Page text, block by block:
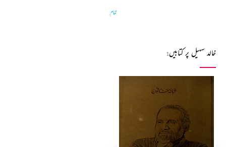
تمام
خالد سہیل پر کتابیں1